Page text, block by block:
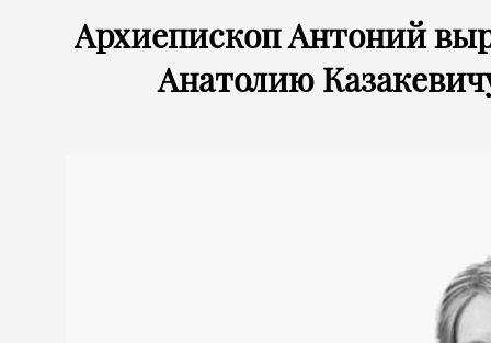
Архиепископ Антоний
Анатолию